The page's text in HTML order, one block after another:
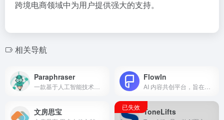
跨境电商领域中为用户提供强大的支持。
相关导航
Paraphraser FlowIn
文房思宝 ToneLifts